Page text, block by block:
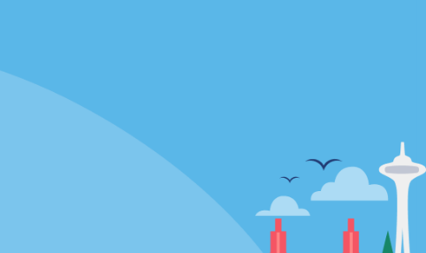
Politique de confidentialité
Politique d’utilisation des cookies
Conditions d’utilisation